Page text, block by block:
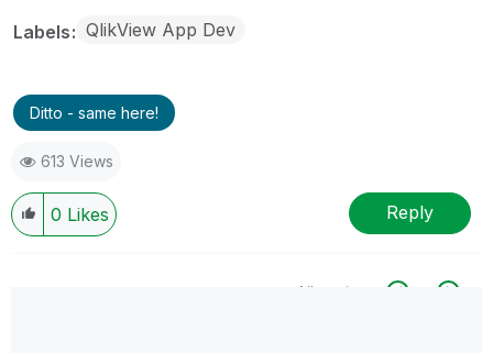
Labels QlikView App Dev
Ditto - same here!
613 Views
0 Likes Reply
All topics